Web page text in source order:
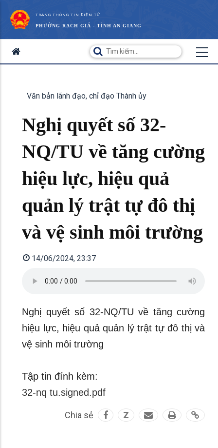
TRANG THÔNG TIN ĐIỆN TỬ
PHƯỜNG RẠCH GIÁ - TỈNH AN GIANG
Văn bản lãnh đạo, chỉ đạo Thành ủy
Nghị quyết số 32-
NQ/TU về tăng cường
hiệu lực, hiệu quả
quản lý trật tự đô thị
và vệ sinh môi trường
14/06/2024, 23:37
Nghị quyết số 32-NQ/TU về tăng cường
hiệu lực, hiệu quả quản lý trật tự đô thị và
vệ sinh môi trường
Tập tin đính kèm:
32-nq tu.signed.pdf
Chia sẻ Z